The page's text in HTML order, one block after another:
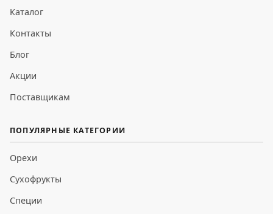
Каталог
Контакты
Блог
Акции
Поставщикам
ПОПУЛЯРНЫЕ КАТЕГОРИИ
Орехи
Сухофрукты
Специи